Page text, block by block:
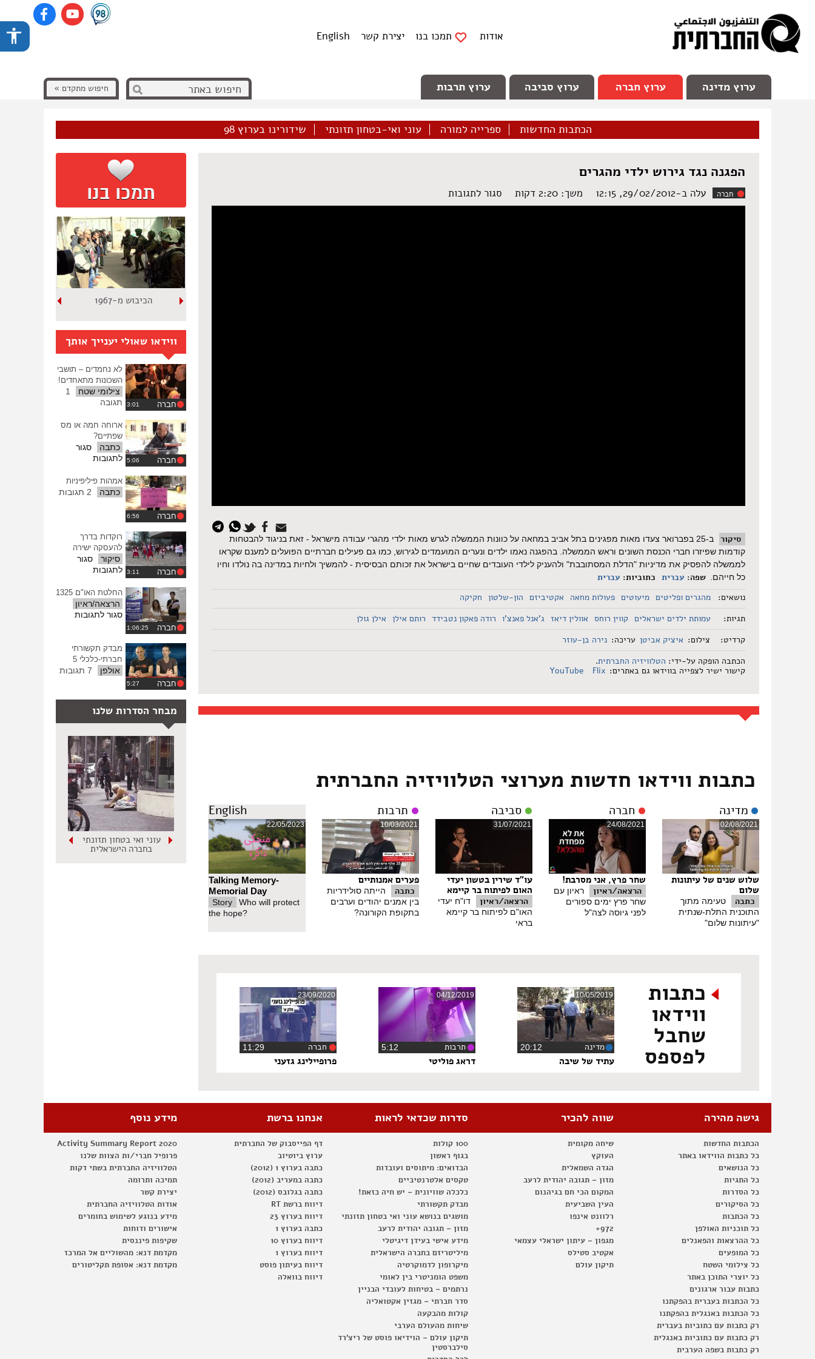
אודות תמכו בנו יצירת קשר English
ערוץ מדינה ערוץ חברה ערוץ סביבה ערוץ תרבות חיפוש מתקדם »
הכתבות החדשות ספרייה למורה עוני ואי-בטחון תזונתי שידורינו בערוץ 98
הפגנה נגד גירוש ילדי מהגרים
חברה עלה ב-29/02/2012, 12:15 משך: ‏2:20 דקות סגור לתגובותעל
הפגנה
סיקור
ב-25 בפברואר צעדו מאות מפגינים בתל אביב במחאה על כוונות הממשלה לגרש מאות ילדי מהגרי עבודה מישראל - זאת בניגוד להבטחות
קודמות שפיזרו חברי הכנסת השונים וראש הממשלה. בהפגנה נאמו ילדים ונערים המועמדים לגירוש, כמו גם פעילים חברתיים הפועלים למענם שקראו
לממשלה להפסיק את מדיניות "הדלת המסתובבת" ולהעניק לילדי העובדים שחיים בישראל את זכותם הבסיסית - להמשיך ולחיות במדינה בה נולדו וחיו
כל חייהם.
שפה: עברית כתוביות: עברית
נושאים:
מהגרים ופליטים מיעוטים פעולות מחאה אקטיביזם הון-שלטון חקיקה
תגיות:
עמותת ילדים ישראלים קווין רוחס אוולין דיאז ג'אנל פאנצ'ו רודה פאקון נטבידד רותם אילן אילן גולן
קרדיט:
צילום: איציק אביטן עריכה: נירה בן-עוזר
הכתבה הופקה על-ידי: הטלוויזיה החברתית.
קישור ישיר לצפייה בווידאו גם באתרים:
YouTube Flix
כתבות ווידאו חדשות מערוצי הטלוויזיה החברתית
מדינה
02/08/2021
שלוש שנים של עיתונות
שלום
כתבה
טעימה מתוך
התוכנית התלת-שנתית
"עיתונות שלום"
חברה
24/08/2021
שחר פרץ, אני מסרבת!
הרצאה/ראיון
ראיון עם
שחר פרץ ימים ספורים
לפני גיוסה לצה"ל
סביבה
31/07/2021
עו"ד שירין בטשון יעדי
האום לפיתוח בר קיימא
הרצאה/ראיון
דו"ח יעדי
האו"ם לפיתוח בר קיימא
בראי
תרבות
10/03/2021
פערים אמנותיים
כתבה
הייתה סולידריות
בין אמנים יהודים וערבים
בתקופת הקורונה?
English
22/05/2023
Talking Memory-
Memorial Day
Story
Who will protect
the hope?
הכיבוש מ-1967
ווידאו שאולי יענייך אותך
חברה
לא נחמדים – תושבי
השכונות מתאחדים!
צילומי שטח
1
תגובה
חברה
ארוחה חמה או מס
שפתיים?
כתבה
סגור
לתגובותעל
חמה
או
חברה
אמהות פיליפיניות
כתבה 2 תגובות
חברה
רוקדות בדרך
להעסקה ישירה
סיקור
סגור
לתגובותעל
בדרך
להעסקה
ישירה
חברה
החלטת האו"ם 1325
הרצאה/ראיון
סגור לתגובותעל
1325
חברה
מבדק תקשורתי
חברתי-כלכלי 5
אולפן 7 תגובות
מבחר הסדרות שלנו
עוני ואי בטחון תזונתי
בחברה הישראלית
כתבות
ווידאו
שחבל
לפספס
10/05/2019
מדינה
עתיד של שיבה
04/12/2019
תרבות
דראג פוליטי
23/09/2020
חברה
פרופיילינג גזעני
גישה מהירה
הכתבות החדשות
כל כתבות הווידאו באתר
כל הנושאים
כל התגיות
כל הסדרות
כל הסיקורים
כל הכתבות
כל תוכניות האולפן
כל ההרצאות והפאנלים
כל המופעים
כל צילומי השטח
כל יוצרי התוכן באתר
כתבות עבור ארגונים
כל הכתבות בעברית בהפקתנו
כל הכתבות באנגלית בהפקתנו
רק כתבות עם כתוביות בעברית
רק כתבות עם כתוביות באנגלית
רק כתבות בשפה הערבית
שווה להכיר
שיחה מקומית
העוקץ
הגדה השמאלית
מזון – תגובה יהודית לרעב
המקום הכי חם בגיהנום
העין השביעית
רלוונט אינפו
972+
מגפון – עיתון ישראלי עצמאי
אקטיב סטילס
תיקון עולם
סדרות שכדאי לראות
100 קולות
בגוף ראשון
הבדואים: מיתוסים ועובדות
טקסים אלטרנטיביים
כלכלה שוויונית – יש חיה כזאת!
מבדק תקשורתי
מושגים בנושא עוני ואי בטחון תזונתי
מזון – תגובה יהודית לרעב
מידע אישי בעידן דיגיטלי
מיליטריזם בחברה הישראלית
מיקרופון לדמוקרטיה
משפט הומניטרי בין לאומי
נרתמים – בטיחות לעובדי הבניין
סדר חברתי – מגזין אקטואליה
קולות מהבקעה
שיחות מהעולם הערבי
תיקון עולם – הוידיאו פוסט של ריצ'רד
סילברסטין
אנחנו ברשת
דף הפייסבוק של החברתית
ערוץ ביוטיוב
כתבה בערוץ 1 (2012)
כתבה במעריב (2012)
כתבה בגלובס (2012)
דיווח ברשת RT
דיווח בערוץ 23
כתבה בערוץ 1
דיווח בערוץ 10
דיווח בערוץ 1
דיווח בעיתון פוסט
דיווח בוואלה
מידע נוסף
Activity Summary Report 2020
פרופיל חברי/ות הצוות שלנו
הטלוויזיה החברתית בשתי דקות
תמיכה ותרומה
יצירת קשר
אודות הטלוויזיה החברתית
מידע בנוגע לשימוש בחומרים
אישורים ודוחות
שקיפות פיננסית
מקדמת דנא: מהשוליים אל המרכז
מקדמת דנא: אסופת תקליטורים